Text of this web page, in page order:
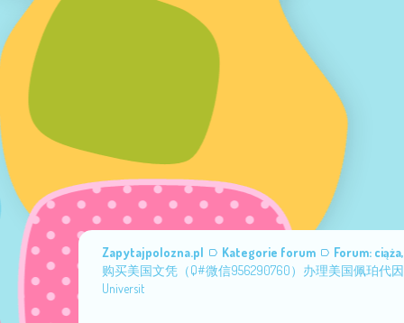
Zapytajpolozna.pl Kategorie forum
Forum:
购买美国文凭（Q#微信956290760）办理美国佩珀代
Universit